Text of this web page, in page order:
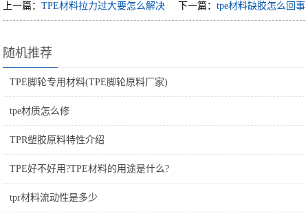
上一篇：TPE材料拉力过大要怎么解决 下一篇： tpe材料缺胶怎么回事
随机推荐
TPE脚轮专用材料(TPE脚轮原料厂家)
tpe材质怎么修
TPR塑胶原料特性介绍
TPE好不好用?TPE材料的用途是什么?
tpr材料流动性是多少